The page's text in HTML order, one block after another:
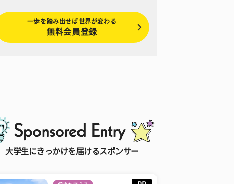
一歩を踏み出せば世界が変わる
無料会員登録
大学生にきっかけを届けるスポンサー